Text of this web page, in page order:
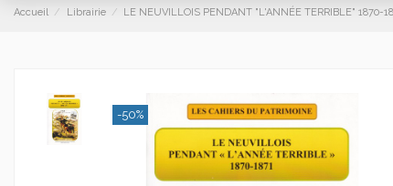
Accueil Librairie LE NEUVILLOIS PENDANT "L'ANNÉE TERRIBLE" 1870-
-50%